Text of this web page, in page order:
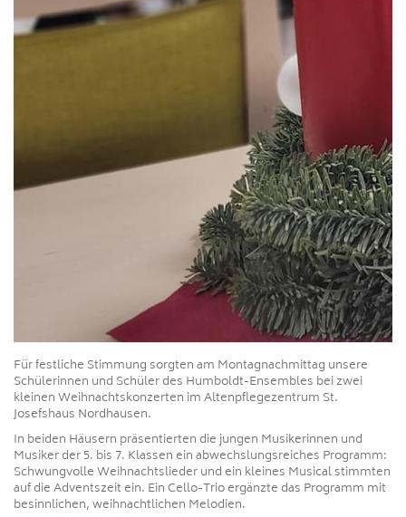
Für festliche Stimmung sorgten am Montagnachmittag unsere
Schülerinnen und Schüler des Humboldt-Ensembles bei zwei
kleinen Weihnachtskonzerten im Altenpflegezentrum St.
Josefshaus Nordhausen.
In beiden Häusern präsentierten die jungen Musikerinnen und
Musiker der 5. bis 7. Klassen ein abwechslungsreiches Programm:
Schwungvolle Weihnachtslieder und ein kleines Musical stimmten
auf die Adventszeit ein. Ein Cello-Trio ergänzte das Programm mit
besinnlichen, weihnachtlichen Melodien.